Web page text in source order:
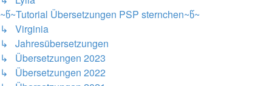
~წ~Tutorial Übersetzungen PSP sternchen~წ~
↳ Virginia
↳ Jahresübersetzungen
↳ Übersetzungen 2023
↳ Übersetzungen 2022